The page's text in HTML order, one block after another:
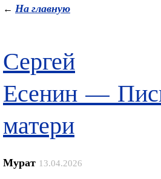
← На главную
Сергей
Есенин —
матери
Мурат 13.04.2026